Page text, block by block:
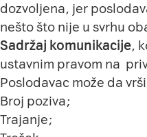
dozvoljena, jer
nešto što nije u svrhu
Sadržaj komunikacije,
ustavnim pravom na
Poslodavac može da
Broj poziva;
Trajanje;